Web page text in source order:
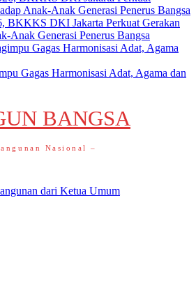
BKKKS DKI Jakarta Perkuat Gerakan
Anak Generasi Penerus Bangsa
Gagas Harmonisasi Adat, Agama dan
BANGSA
Nasional –
dari Ketua Umum